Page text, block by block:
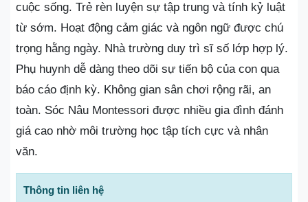
cuộc sống. Trẻ rèn luyện sự tập trung và tính kỷ luật
từ sớm. Hoạt động cảm giác và ngôn ngữ được chú
trọng hằng ngày. Nhà trường duy trì sĩ số lớp hợp lý.
Phụ huynh dễ dàng theo dõi sự tiến bộ của con qua
báo cáo định kỳ. Không gian sân chơi rộng rãi, an
toàn. Sóc Nâu Montessori được nhiều gia đình đánh
giá cao nhờ môi trường học tập tích cực và nhân
văn.
Thông tin liên hệ